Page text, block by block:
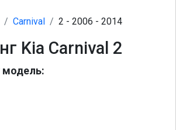
Carnival 2 - 2006 - 2014
Kia Carnival 2
модель: